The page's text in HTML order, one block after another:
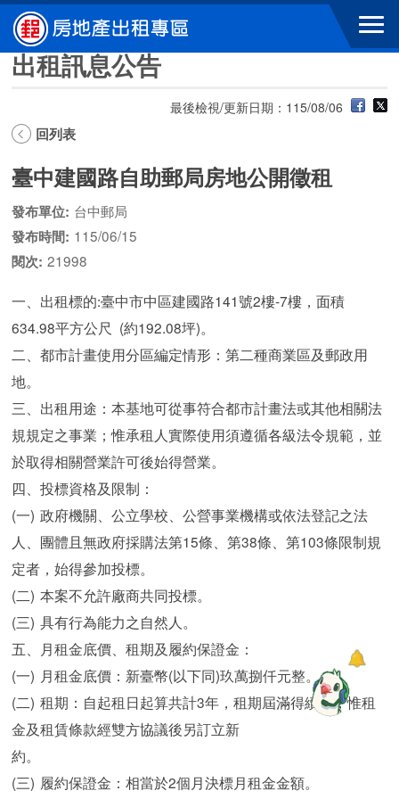
跳到主要內容區塊
出租訊息公告
最後檢視/更新日期：115/08/06
回列表
臺中建國路自助郵局房地公開徵租
發布單位: 台中郵局
發布時間: 115/06/15
閱次: 21998
一、出租標的:臺中市中區建國路141號2樓-7樓，面積
634.98平方公尺 (約192.08坪)。
二、都市計畫使用分區編定情形：第二種商業區及郵政用
地。
三、出租用途：本基地可從事符合都市計畫法或其他相關法
規規定之事業；惟承租人實際使用須遵循各級法令規範，並
於取得相關營業許可後始得營業。
四、投標資格及限制：
(一) 政府機關、公立學校、公營事業機構或依法登記之法
人、團體且無政府採購法第15條、第38條、第103條限制規
定者，始得參加投標。
(二) 本案不允許廠商共同投標。
(三) 具有行為能力之自然人。
五、月租金底價、租期及履約保證金：
(一) 月租金底價：新臺幣(以下同)玖萬捌仟元整。
(二) 租期：自起租日起算共計3年，租期屆滿得續約，惟租
金及租賃條款經雙方協議後另訂立新
約。
(三) 履約保證金：相當於2個月決標月租金金額。